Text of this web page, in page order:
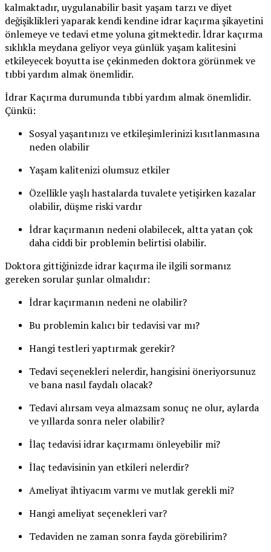
kalmaktadır, uygulanabilir basit yaşam tarzı ve diyet
değişiklikleri yaparak kendi kendine idrar kaçırma şikayetini
önlemeye ve tedavi etme yoluna gitmektedir. İdrar kaçırma
sıklıkla meydana geliyor veya günlük yaşam kalitesini
etkileyecek boyutta ise çekinmeden doktora görünmek ve
tıbbi yardım almak önemlidir.
İdrar Kaçırma durumunda tıbbi yardım almak önemlidir.
Çünkü:
Sosyal yaşantınızı ve etkileşimlerinizi kısıtlanmasına
neden olabilir
Yaşam kalitenizi olumsuz etkiler
Özellikle yaşlı hastalarda tuvalete yetişirken kazalar
olabilir, düşme riski vardır
İdrar kaçırmanın nedeni olabilecek, altta yatan çok
daha ciddi bir problemin belirtisi olabilir.
Doktora gittiğinizde idrar kaçırma ile ilgili sormanız
gereken sorular şunlar olmalıdır:
İdrar kaçırmanın nedeni ne olabilir?
Bu problemin kalıcı bir tedavisi var mı?
Hangi testleri yaptırmak gerekir?
Tedavi seçenekleri nelerdir, hangisini öneriyorsunuz
ve bana nasıl faydalı olacak?
Tedavi alırsam veya almazsam sonuç ne olur, aylarda
ve yıllarda sonra neler olabilir?
İlaç tedavisi idrar kaçırmamı önleyebilir mi?
İlaç tedavisinin yan etkileri nelerdir?
Ameliyat ihtiyacım varmı ve mutlak gerekli mi?
Hangi ameliyat seçenekleri var?
Tedaviden ne zaman sonra fayda görebilirim?